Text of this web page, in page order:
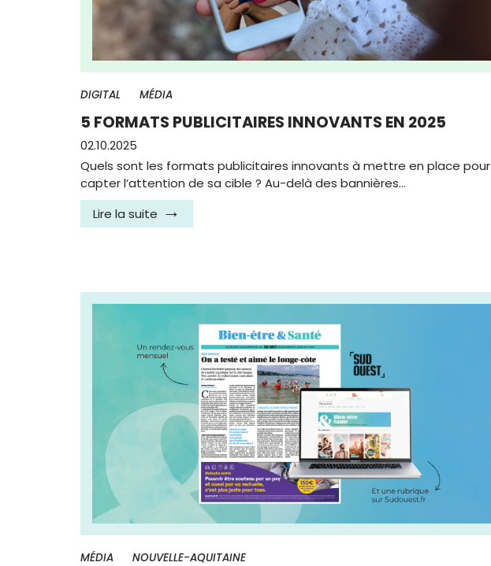
DIGITAL MÉDIA
5 FORMATS PUBLICITAIRES INNOVANTS EN 2025
02.10.2025
Quels sont les formats publicitaires innovants à mettre en place pour
capter l’attention de sa cible ? Au-delà des bannières…
Lire la suite
MÉDIA NOUVELLE-AQUITAINE